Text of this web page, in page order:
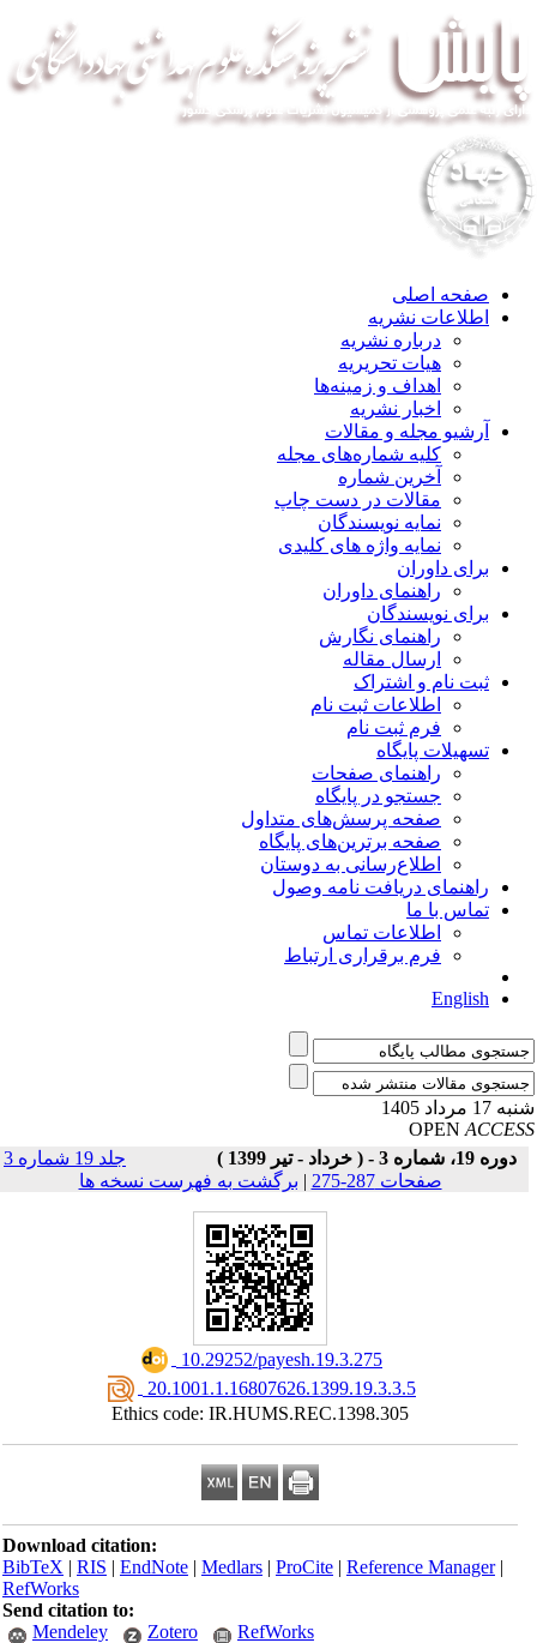
صفحه اصلی
اطلاعات نشریه
درباره نشریه
هیات تحریریه
اهداف و زمینه‌ها
اخبار نشریه
آرشیو مجله و مقالات
کلیه شماره‌های مجله
آخرین شماره
مقالات در دست چاپ
نمایه نویسندگان
نمایه واژه های کلیدی
برای داوران
راهنمای داوران
برای نویسندگان
راهنمای نگارش
ارسال مقاله
ثبت نام و اشتراک
اطلاعات ثبت نام
فرم ثبت نام
تسهیلات پایگاه
راهنمای صفحات
جستجو در پایگاه
صفحه پرسش‌های متداول
صفحه برترین‌های پایگاه
اطلاع‌رسانی به دوستان
راهنمای دریافت نامه وصول
تماس با ما
اطلاعات تماس
فرم برقراری ارتباط
English
مرداد 1405
OPEN
دوره 19، شماره 3 - ( خرداد - تیر 1399 )
جلد 19 شماره 3
صفحات 287-275
| برگشت به فهرست نسخه ها
‎ 10.29252/payesh.19.3.275
‎ 20.1001.1.16807626.1399.19.3.3.5
Ethics code: IR.HUMS.REC.1398.305
Download citation:
BibTeX|RIS|EndNote|Medlars|ProCite|Reference Manager
RefWorks
Send citation to:
Mendeley
Zotero RefWorks